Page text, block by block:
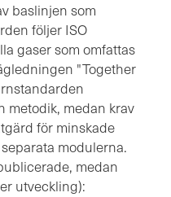
baslinjen som
följer ISO
gaser som omfattas
"Together
metodik, medan krav
för minskade
modulerna.
medan
utveckling):